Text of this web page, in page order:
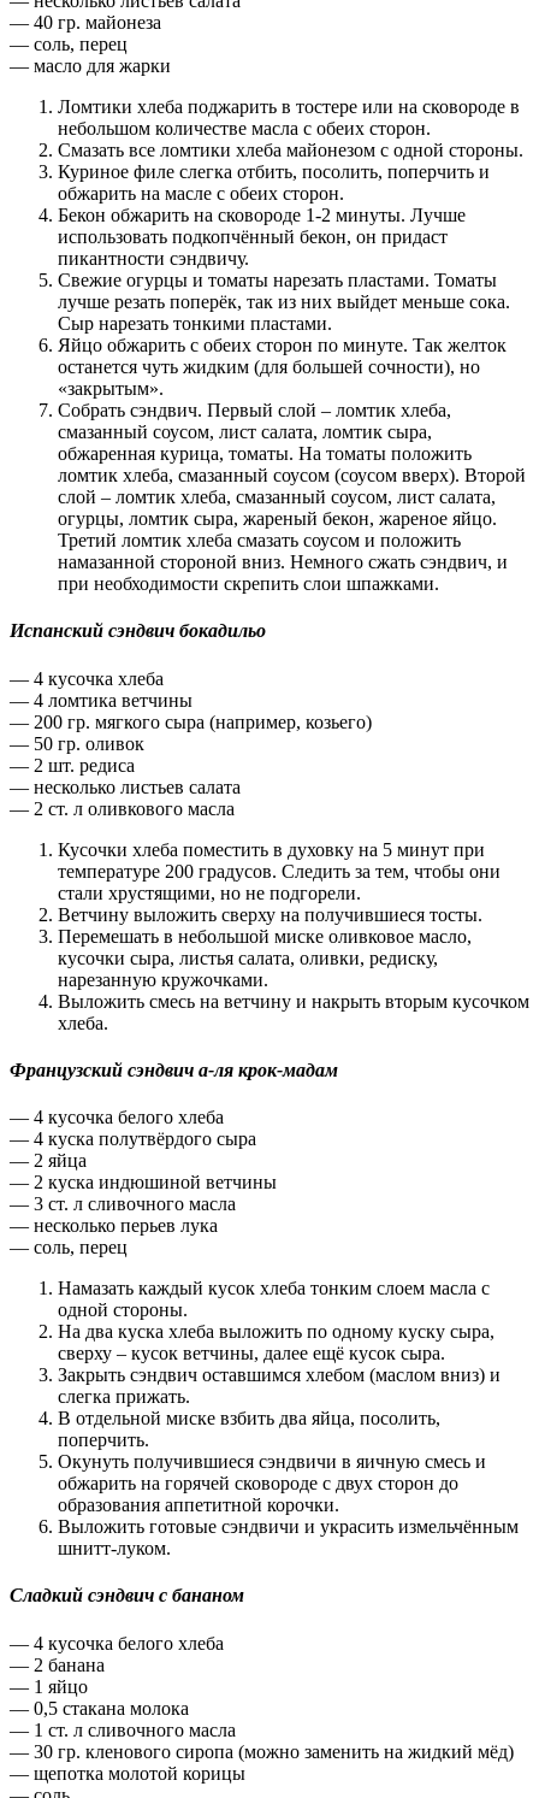
— 40 гр. майонеза
— соль, перец
— масло для жарки
Ломтики хлеба поджарить в тостере или на сковороде в
небольшом количестве масла с обеих сторон.
Смазать все ломтики хлеба майонезом с одной стороны.
Куриное филе слегка отбить, посолить, поперчить и
обжарить на масле с обеих сторон.
Бекон обжарить на сковороде 1-2 минуты. Лучше
использовать подкопчённый бекон, он придаст
пикантности сэндвичу.
Свежие огурцы и томаты нарезать пластами. Томаты
лучше резать поперёк, так из них выйдет меньше сока.
Сыр нарезать тонкими пластами.
Яйцо обжарить с обеих сторон по минуте. Так желток
останется чуть жидким (для большей сочности), но
«закрытым».
Собрать сэндвич. Первый слой – ломтик хлеба,
смазанный соусом, лист салата, ломтик сыра,
обжаренная курица, томаты. На томаты положить
ломтик хлеба, смазанный соусом (соусом вверх). Второй
слой – ломтик хлеба, смазанный соусом, лист салата,
огурцы, ломтик сыра, жареный бекон, жареное яйцо.
Третий ломтик хлеба смазать соусом и положить
намазанной стороной вниз. Немного сжать сэндвич, и
при необходимости скрепить слои шпажками.
Испанский сэндвич бокадильо
— 4 кусочка хлеба
— 4 ломтика ветчины
— 200 гр. мягкого сыра (например, козьего)
— 50 гр. оливок
— 2 шт. редиса
— несколько листьев салата
— 2 ст. л оливкового масла
Кусочки хлеба поместить в духовку на 5 минут при
температуре 200 градусов. Следить за тем, чтобы они
стали хрустящими, но не подгорели.
Ветчину выложить сверху на получившиеся тосты.
Перемешать в небольшой миске оливковое масло,
кусочки сыра, листья салата, оливки, редиску,
нарезанную кружочками.
Выложить смесь на ветчину и накрыть вторым кусочком
хлеба.
Французский сэндвич а-ля крок-мадам
— 4 кусочка белого хлеба
— 4 куска полутвёрдого сыра
— 2 яйца
— 2 куска индюшиной ветчины
— 3 ст. л сливочного масла
— несколько перьев лука
— соль, перец
Намазать каждый кусок хлеба тонким слоем масла с
одной стороны.
На два куска хлеба выложить по одному куску сыра,
сверху – кусок ветчины, далее ещё кусок сыра.
Закрыть сэндвич оставшимся хлебом (маслом вниз) и
слегка прижать.
В отдельной миске взбить два яйца, посолить,
поперчить.
Окунуть получившиеся сэндвичи в яичную смесь и
обжарить на горячей сковороде с двух сторон до
образования аппетитной корочки.
Выложить готовые сэндвичи и украсить измельчённым
шнитт-луком.
Сладкий сэндвич с бананом
— 4 кусочка белого хлеба
— 2 банана
— 1 яйцо
— 0,5 стакана молока
— 1 ст. л сливочного масла
— 30 гр. кленового сиропа (можно заменить на жидкий мёд)
— щепотка молотой корицы